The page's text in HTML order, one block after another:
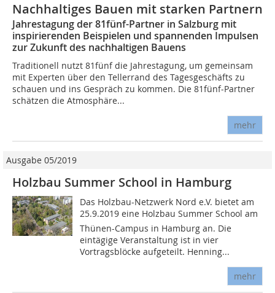
Nachhaltiges Bauen mit starken Partnern
Jahrestagung der 81fünf-Partner in Salzburg mit
inspirierenden Beispielen und spannenden Impulsen
zur Zukunft des nachhaltigen Bauens
Traditionell nutzt 81fünf die Jahrestagung, um gemeinsam
mit Experten über den Tellerrand des Tagesgeschäfts zu
schauen und ins Gespräch zu kommen. Die 81fünf-Partner
schätzen die Atmosphäre...
mehr
Ausgabe 05/2019
Holzbau Summer School in Hamburg
Das Holzbau-Netzwerk Nord e.V. bietet am
25.9.2019 eine Holzbau Summer School am
Thünen-Campus in Hamburg an. Die
eintägige Veranstaltung ist in vier
Vortragsblöcke aufgeteilt. Henning...
mehr